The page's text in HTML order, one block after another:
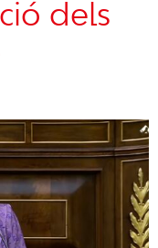
dels